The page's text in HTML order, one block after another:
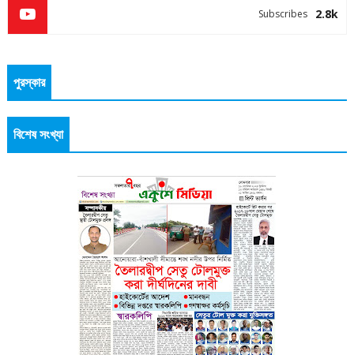
2.8k
Subscribes
পুরস্কার
বিশেষ সংখ্যা